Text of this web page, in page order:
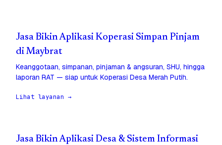
Jasa Bikin Aplikasi Koperasi Simpan Pinjam
di Maybrat
Keanggotaan, simpanan, pinjaman & angsuran, SHU, hingga
laporan RAT — siap untuk Koperasi Desa Merah Putih.
Lihat layanan →
Jasa Bikin Aplikasi Desa & Sistem Informasi